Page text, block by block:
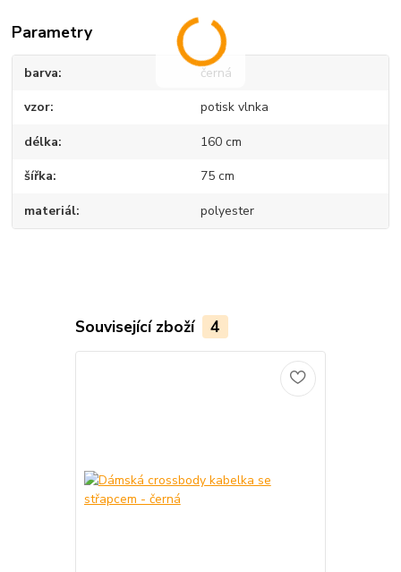
Parametry
barva černá
vzor potisk vlnka
délka 160 cm
šířka 75 cm
materiál polyester
Související zboží 4